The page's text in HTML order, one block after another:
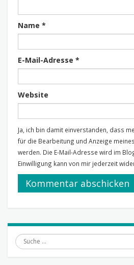
Name *
E-Mail-Adresse *
Website
Ja, ich bin damit einverstanden, dass
für die Bearbeitung und Anzeige
werden. Die E-Mail-Adresse wird im
Einwilligung kann von mir jederzeit
Suche